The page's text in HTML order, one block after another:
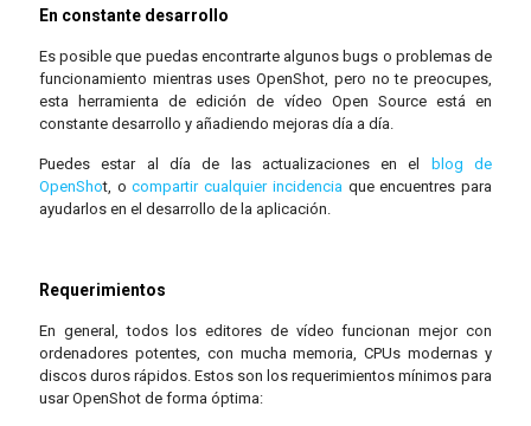
En constante desarrollo
Es posible que puedas encontrarte algunos bugs o problemas de
funcionamiento mientras uses OpenShot, pero no te preocupes,
esta herramienta de edición de vídeo Open Source está en
constante desarrollo y añadiendo mejoras día a día.
Puedes estar al día de las actualizaciones en el blog de
OpenShot, ocompartir cualquier incidencia que encuentres para
ayudarlos en el desarrollo de la aplicación.
Requerimientos
En general, todos los editores de vídeo funcionan mejor con
ordenadores potentes, con mucha memoria, CPUs modernas y
discos duros rápidos. Estos son los requerimientos mínimos para
usar OpenShot de forma óptima: